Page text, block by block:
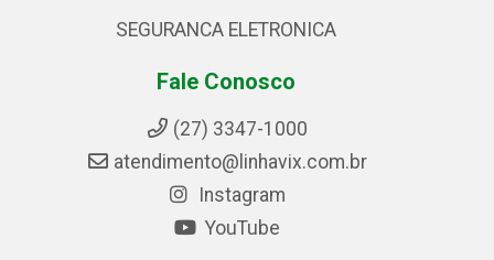
SEGURANCA ELETRONICA
Fale Conosco
(27) 3347-1000
atendimento@linhavix.com.br
Instagram
YouTube